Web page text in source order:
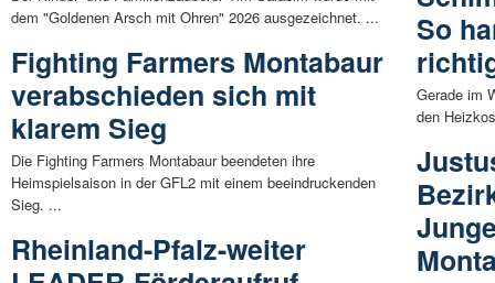
dem "Goldenen Arsch mit Ohren" 2026 ausgezeichnet. ...
Fighting Farmers Montabaur
verabschieden sich mit
klarem Sieg
Die Fighting Farmers Montabaur beendeten ihre
Heimspielsaison in der GFL2 mit einem beeindruckenden
Sieg. ...
Rheinland-Pfalz-weiter
So
Gerade im
den